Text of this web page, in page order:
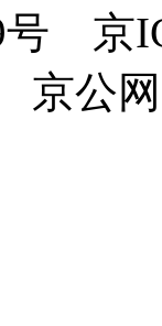
号 京
公网